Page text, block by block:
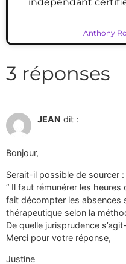
Anthony
3 réponses
JEAN dit :
Bonjour,
Serait-il possible de sourcer :
” Il faut rémunérer les
fait décompter les absences
thérapeutique selon la
De quelle jurisprudence
Merci pour votre réponse,
Justine